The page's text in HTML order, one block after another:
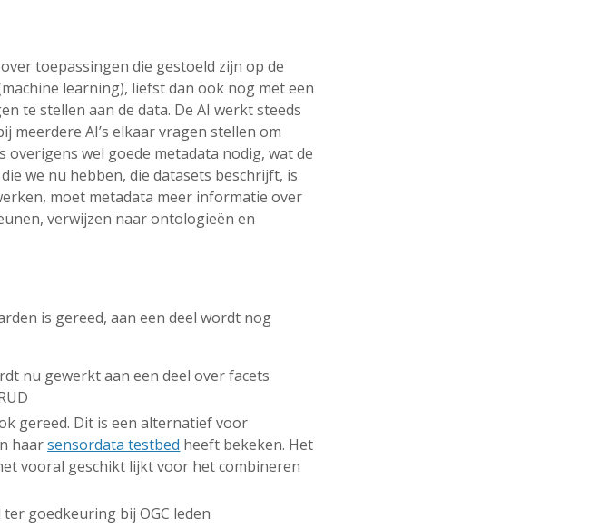
toepassingen die gestoeld zijn op de
learning), liefst dan ook nog met een
te stellen aan de data. De AI werkt steeds
meerdere AI’s elkaar vragen stellen om
wel goede metadata nodig, wat de
we nu hebben, die datasets beschrijft, is
moet metadata meer informatie over
verwijzen naar ontologieën en
is gereed, aan een deel wordt nog
nu gewerkt aan een deel over facets
gereed. Dit is een alternatief voor
haarsensordata testbed heeft bekeken. Het
vooral geschikt lijkt voor het combineren
goedkeuring bij OGC leden